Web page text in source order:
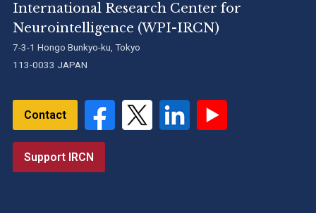
International Research Center for
Neurointelligence (WPI-IRCN)
7-3-1 Hongo Bunkyo-ku, Tokyo
113-0033 JAPAN
Contact
Support IRCN